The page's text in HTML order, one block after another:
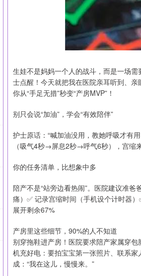
生娃不是妈妈一个人的战斗，而是一场
士点醒！今天就把我在医院亲耳听到、
你从“手足无措”秒变“产房MVP”！
别只会说“加油”，学会“有效陪伴”
护士原话：“喊加油没用，教她呼吸才有
（吸气4秒→屏息2秒→呼气6秒），宫
你的任务清单，比想象中多
陪产不是“站旁边看热闹”。医院建议准
痛）✅ 记录宫缩时间（手机设个计时器
展开剩余67%
产房里这些细节，90%的人不知道
别穿拖鞋进产房！医院要求陪产家属穿
机充好电：要拍宝宝第一张照片、联系
成：“我在这儿，慢慢来。”